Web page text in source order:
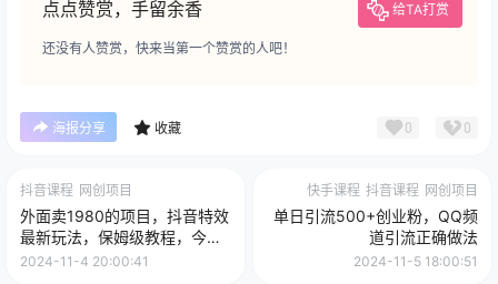
点点赞赏，手留余香 给TA打赏
还没有人赞赏，快来当第一个赞赏的人吧！
海报分享 收藏 0 0
抖音课程 网创项目
外面卖1980的项目，抖音特效
最新玩法，保姆级教程，今天
他来了
2024-11-4 20:00:41
快手课程 抖音课程 网创项目
单日引流500+创业粉，QQ频
道引流正确做法
2024-11-5 18:00:51